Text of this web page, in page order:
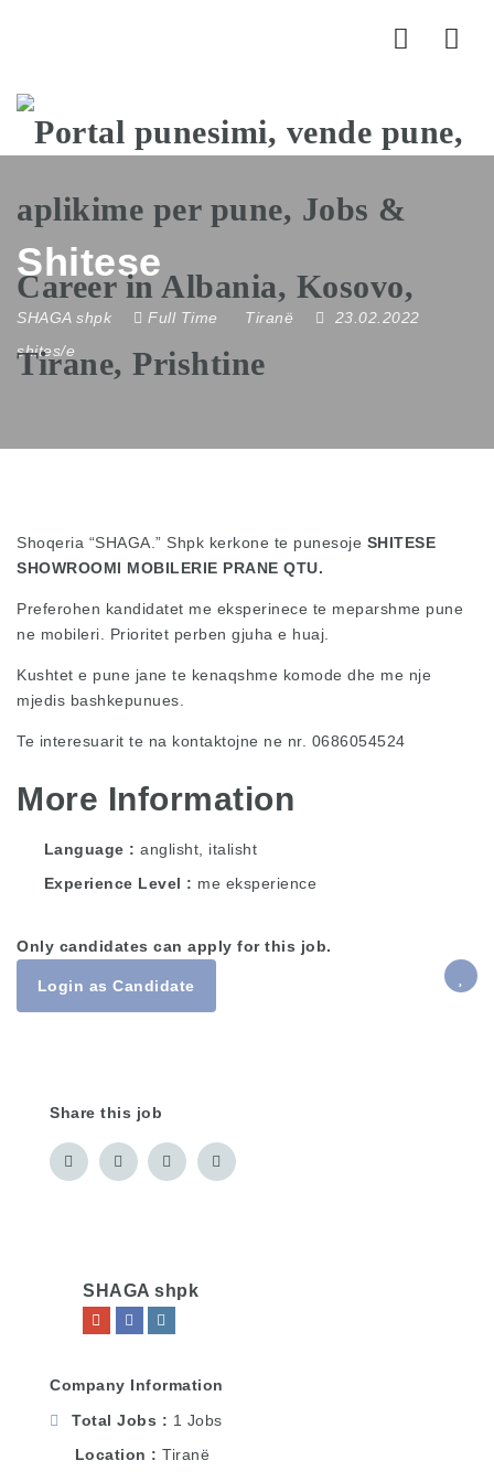
Shitese
SHAGA shpk Full Time Tiranë
23.02.2022
shites/e
Shoqeria “SHAGA.” Shpk kerkone te punesoje SHITESE
SHOWROOMI MOBILERIE PRANE QTU.
Preferohen kandidatet me eksperinece te meparshme pune
ne mobileri. Prioritet perben gjuha e huaj.
Kushtet e pune jane te kenaqshme komode dhe me nje
mjedis bashkepunues.
Te interesuarit te na kontaktojne ne nr. 0686054524
More Information
Language
anglisht, italisht
Experience Level
me eksperience
Only candidates can apply for this job.
Login as Candidate
Share this job
SHAGA shpk
Company Information
Total Jobs
1 Jobs
Location
Tiranë